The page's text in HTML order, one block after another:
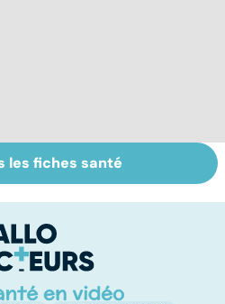
Intestin irritable :
le régime
solution ?
les fiches santé